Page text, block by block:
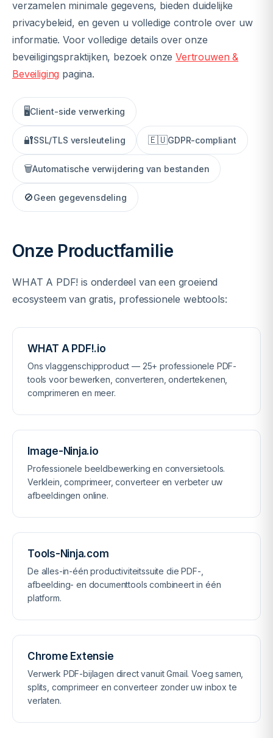
verzamelen minimale gegevens, bieden duidelijke
privacybeleid, en geven u volledige controle over uw
informatie. Voor volledige details over onze
beveiligingspraktijken, bezoek onzeVertrouwen &
Beveiliging pagina.
🖥️Client-side verwerking
🔐SSL/TLS versleuteling 🇪🇺GDPR-compliant
🗑️Automatische verwijdering van bestanden
🚫Geen gegevensdeling
Onze Productfamilie
WHAT A PDF! is onderdeel van een groeiend
ecosysteem van gratis, professionele webtools:
WHAT A PDF!.io
Ons vlaggenschipproduct — 25+ professionele PDF-
tools voor bewerken, converteren, ondertekenen,
comprimeren en meer.
Image-Ninja.io
Professionele beeldbewerking en conversietools.
Verklein, comprimeer, converteer en verbeter uw
afbeeldingen online.
Tools-Ninja.com
De alles-in-één productiviteitssuite die PDF-,
afbeelding- en documenttools combineert in één
platform.
Chrome Extensie
Verwerk PDF-bijlagen direct vanuit Gmail. Voeg samen,
splits, comprimeer en converteer zonder uw inbox te
verlaten.